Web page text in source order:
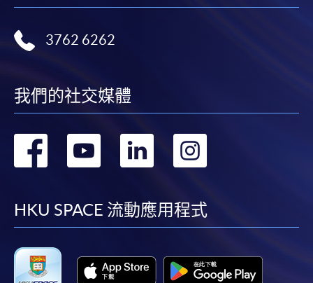
3762 6262
我們的社交媒體
轉
facebook
轉
youtube
轉
linkedin
轉
HKU SPACE 流動應用程式